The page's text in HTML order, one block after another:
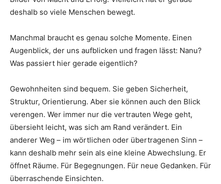
deshalb so viele Menschen bewegt.
Manchmal braucht es genau solche Momente. Einen
Augenblick, der uns aufblicken und fragen lässt: Nanu?
Was passiert hier gerade eigentlich?
Gewohnheiten sind bequem. Sie geben Sicherheit,
Struktur, Orientierung. Aber sie können auch den Blick
verengen. Wer immer nur die vertrauten Wege geht,
übersieht leicht, was sich am Rand verändert. Ein
anderer Weg – im wörtlichen oder übertragenen Sinn –
kann deshalb mehr sein als eine kleine Abwechslung. Er
öff­net Räume. Für Begegnungen. Für neue Gedanken. Für
überraschende Einsichten.